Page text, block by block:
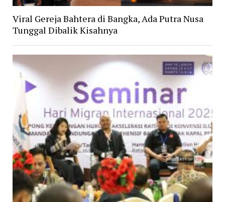
Viral Gereja Bahtera di Bangka, Ada Putra Nusa
Tunggal Dibalik Kisahnya